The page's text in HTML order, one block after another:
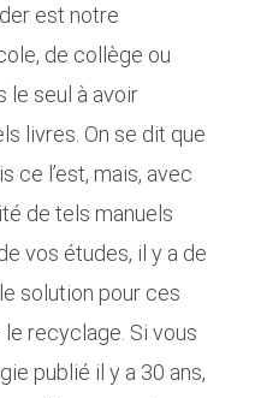
est notre
de collège ou
le seul à avoir
livres. On se dit que
ce l’est, mais, avec
de tels manuels
vos études, il y a de
solution pour ces
recyclage. Si vous
publié il y a 30 ans,